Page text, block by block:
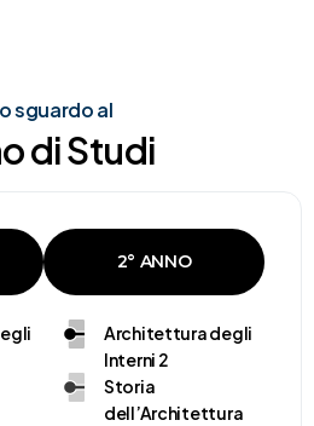
sguardo al
diStudi
2° ANNO
Architettura degli
Interni 2
Storia
dell’Architettura